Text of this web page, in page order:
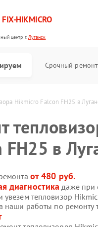
FIX-HIKMICRO
центр г.Луганск
Срочный ремонт
Hikmicro Falcon FH25 в
FH25 в
от 480 руб.
диагностика даже при
увезем тепловизор
наши работы по